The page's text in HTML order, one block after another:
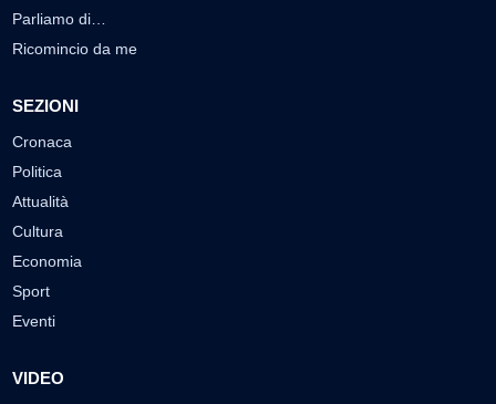
Parliamo di…
Ricomincio da me
SEZIONI
Cronaca
Politica
Attualità
Cultura
Economia
Sport
Eventi
VIDEO